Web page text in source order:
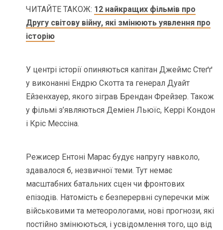
ЧИТАЙТЕ ТАКОЖ: 12 найкращих фільмів про
Другу світову війну, які змінюють уявлення про
історію
У центрі історії опиняються капітан Джеймс Стеґґ
у виконанні Ендрю Скотта та генерал Дуайт
Ейзенхауер, якого зіграв Брендан Фрейзер. Також
у фільмі з’являються Деміен Льюїс, Керрі Кондон
і Кріс Мессіна.
Режисер Ентоні Марас будує напругу навколо,
здавалося б, незвичної теми. Тут немає
масштабних батальних сцен чи фронтових
епізодів. Натомість є безперервні суперечки між
військовими та метеорологами, нові прогнози, які
постійно змінюються, і усвідомлення того, що від